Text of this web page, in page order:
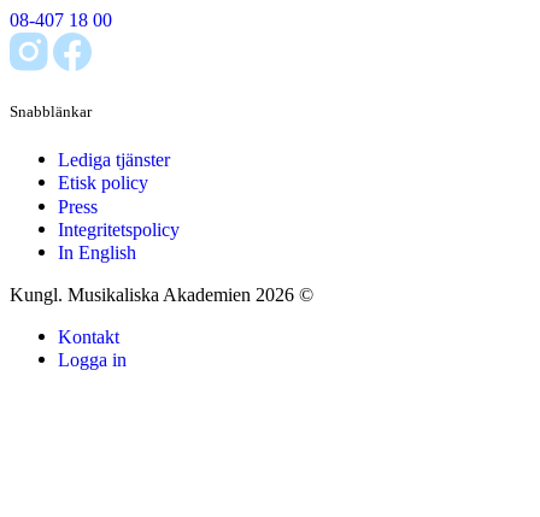
08-407 18 00
Snabblänkar
Lediga tjänster
Etisk policy
Press
Integritetspolicy
In English
Kungl. Musikaliska Akademien 2026 ©
Kontakt
Logga in